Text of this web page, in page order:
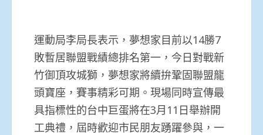
運動局李局長表示，夢想家目前以14勝7
敗暫居聯盟戰績總排名第一，今日對戰新
竹御頂攻城獅，夢想家將續拚鞏固聯盟龍
頭寶座，賽事精彩可期。現場同時宣傳最
具指標性的台中巨蛋將在3月11日舉辦開
工典禮，屆時歡迎市民朋友踴躍參與，一